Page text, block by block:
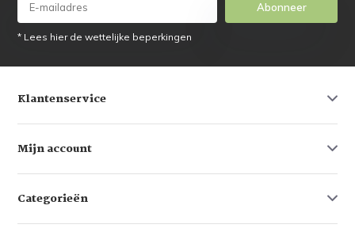
Abonneer
* Lees hier de wettelijke beperkingen
Klantenservice
Mijn account
Categorieën